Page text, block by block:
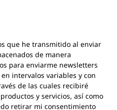
que he transmitido al enviar
de manera
para enviarme newsletters
intervalos variables y con
de las cuales recibiré
y servicios, así como
retirar mi consentimiento